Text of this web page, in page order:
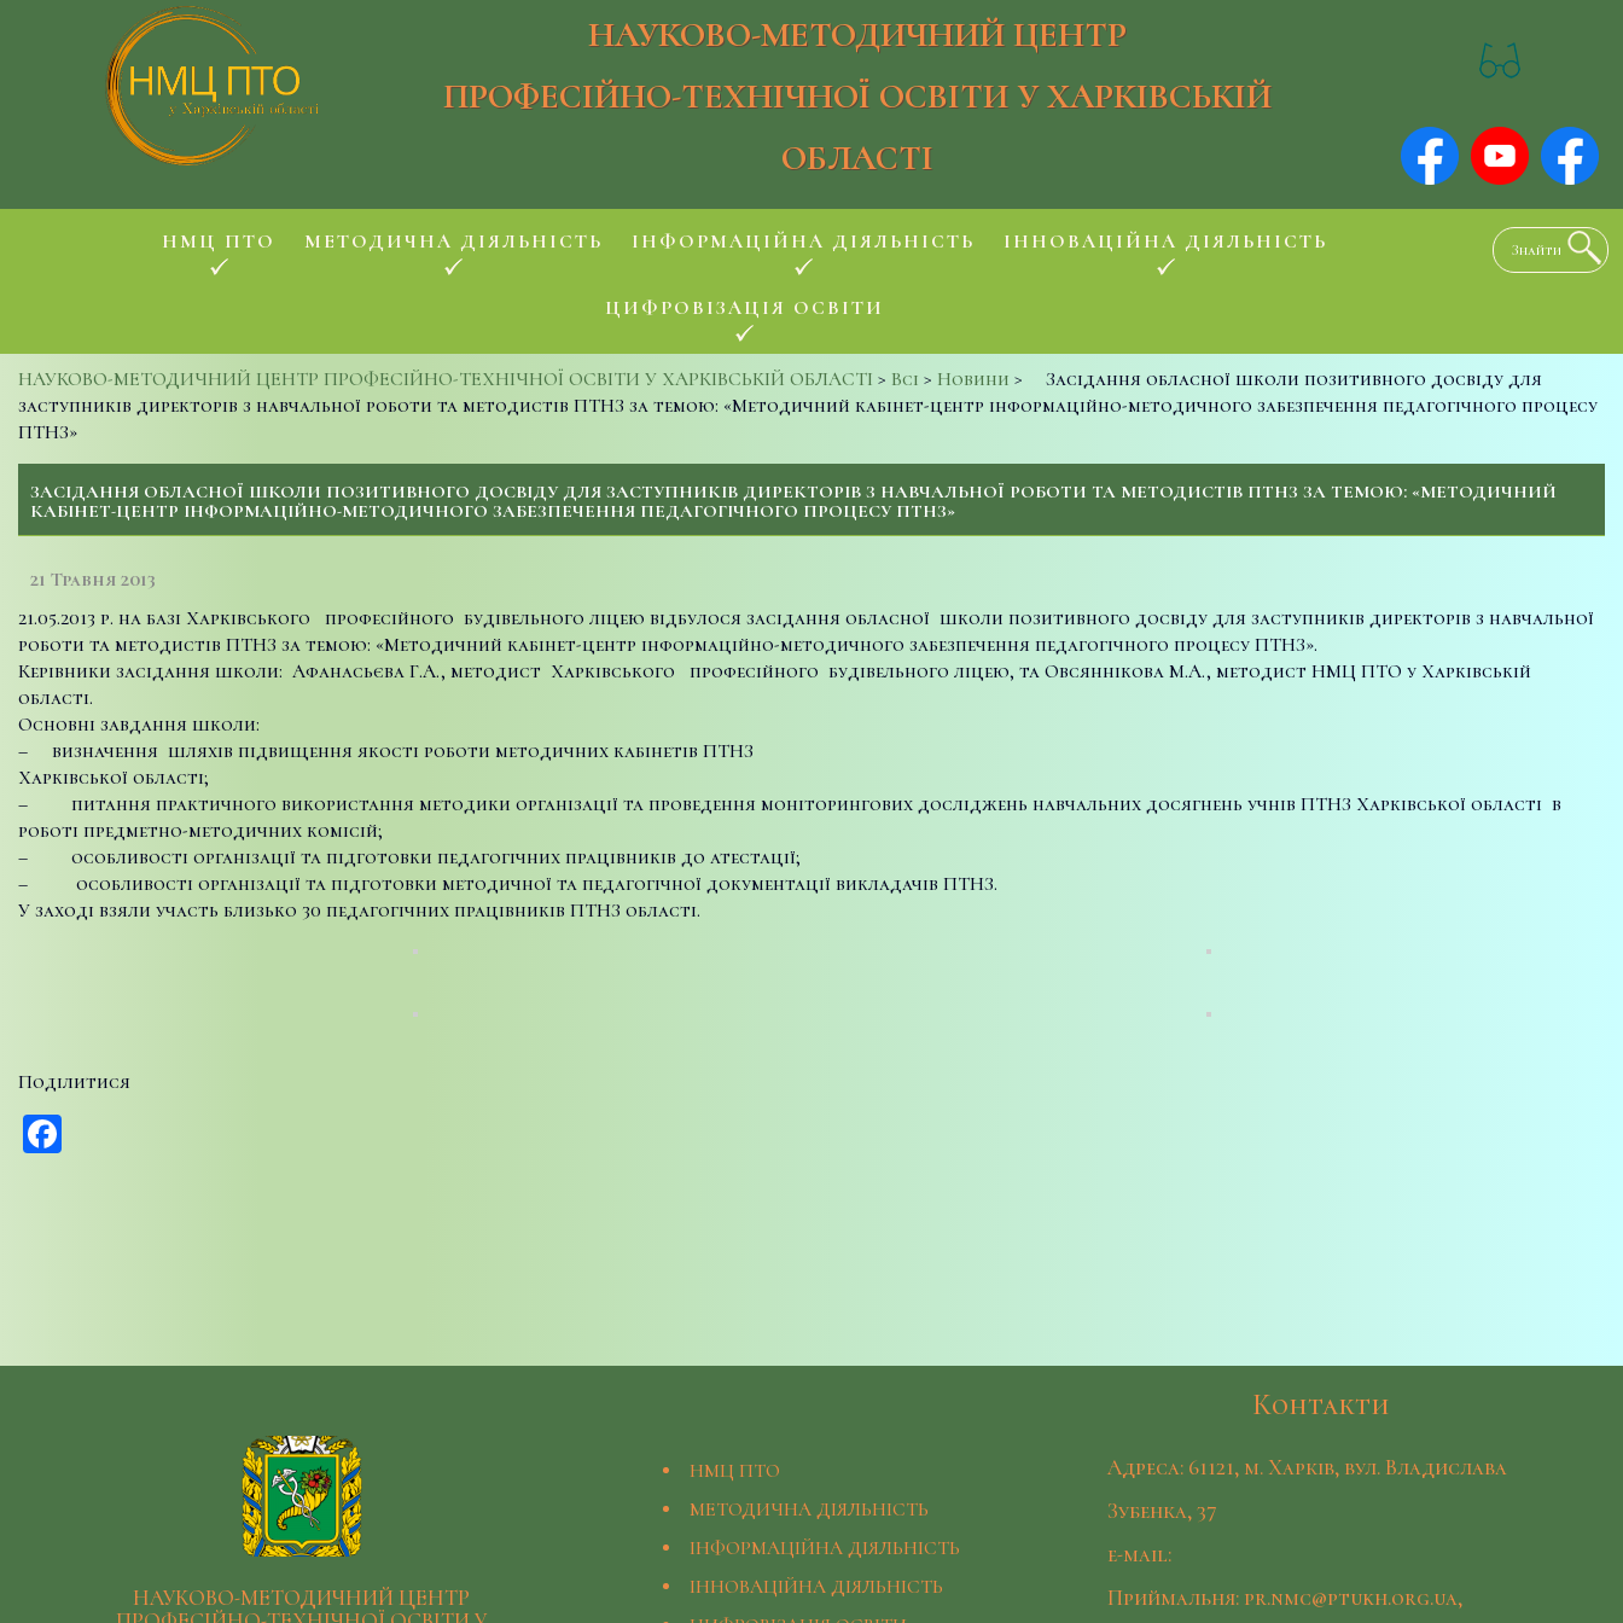
НАУКОВО-МЕТОДИЧНИЙ ЦЕНТР
ПРОФЕСІЙНО-ТЕХНІЧНОЇ ОСВІТИ У ХАРКІВСЬКІЙ
ОБЛАСТІ
НМЦ ПТО МЕТОДИЧНА ДІЯЛЬНІСТЬ ІНФОРМАЦІЙНА ДІЯЛЬНІСТЬ ІННОВАЦІЙНА ДІЯЛЬНІСТЬ
ЦИФРОВІЗАЦІЯ ОСВІТИ
НАУКОВО-МЕТОДИЧНИЙ ЦЕНТР ПРОФЕСІЙНО-ТЕХНІЧНОЇ ОСВІТИ У ХАРКІВСЬКІЙ ОБЛАСТІ > Всі > Новини >
Засідання обласної школи позитивного досвіду для
заступників директорів з навчальної роботи та методистів ПТНЗ за темою: «Методичний кабінет-центр інформаційно-методичного забезпечення педагогічного процесу
ПТНЗ»
ЗАСІДАННЯ ОБЛАСНОЇ ШКОЛИ ПОЗИТИВНОГО ДОСВІДУ ДЛЯ ЗАСТУПНИКІВ ДИРЕКТОРІВ З НАВЧАЛЬНОЇ РОБОТИ ТА МЕТОДИСТІВ ПТНЗ ЗА ТЕМОЮ: «МЕТОДИЧНИЙ
КАБІНЕТ-ЦЕНТР ІНФОРМАЦІЙНО-МЕТОДИЧНОГО ЗАБЕЗПЕЧЕННЯ ПЕДАГОГІЧНОГО ПРОЦЕСУ ПТНЗ»
21 Травня 2013
21.05.2013 р. на базі Харківського професійного будівельного ліцею відбулося засідання обласної школи позитивного досвіду для заступників директорів з навчальної
роботи та методистів ПТНЗ за темою: «Методичний кабінет-центр інформаційно-методичного забезпечення педагогічного процесу ПТНЗ».
Керівники засідання школи: Афанасьєва Г.А., методист Харківського професійного будівельного ліцею, та Овсяннікова М.А., методист НМЦ ПТО у Харківській
області.
Основні завдання школи:
– визначення шляхів підвищення якості роботи методичних кабінетів ПТНЗ
Харківської області;
– питання практичного використання методики організації та проведення моніторингових досліджень навчальних досягнень учнів ПТНЗ Харківської області в
роботі предметно-методичних комісій;
– особливості організації та підготовки педагогічних працівників до атестації;
– особливості організації та підготовки методичної та педагогічної документації викладачів ПТНЗ.
У заході взяли участь близько 30 педагогічних працівників ПТНЗ області.
Поділитися
НАУКОВО-МЕТОДИЧНИЙ ЦЕНТР
НМЦ ПТО
МЕТОДИЧНА ДІЯЛЬНІСТЬ
ІНФОРМАЦІЙНА ДІЯЛЬНІСТЬ
ІННОВАЦІЙНА ДІЯЛЬНІСТЬ
Контакти
Адреса: 61121, м. Харків, вул. Владислава
Зубенка, 37
e-mail:
Приймальня: pr.nmc@ptukh.org.ua,